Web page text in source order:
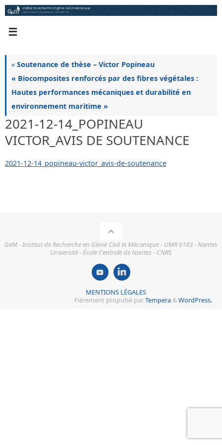
Passer
au
« Soutenance de thèse – Victor Popineau
« Biocomposites renforcés par des fibres végétales :
Hautes performances mécaniques et durabilité en
environnement maritime »
2021-12-14_POPINEAU
VICTOR_AVIS DE SOUTENANCE
2021-12-14_popineau-victor_avis-de-soutenance
GeM - Institut de Recherche en Génie Civil et Mécanique - UMR 6183 - Nantes
Université - École Centrale de Nantes - CNRS
MENTIONS LÉGALES
Fièrement propulsé parTempera &WordPress.